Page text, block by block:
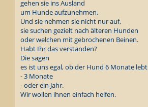
gehen sie ins Ausland
um Hunde aufzunehmen.
Und sie nehmen sie nicht nur auf,
sie suchen gezielt nach älteren Hunden
oder welchen mit gebrochenen Beinen.
Habt Ihr das verstanden?
Die sagen
es ist uns egal, ob der Hund 6 Monate lebt
- 3 Monate
- oder ein Jahr.
Wir wollen ihnen einfach helfen.